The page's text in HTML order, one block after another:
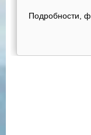
Подробности,